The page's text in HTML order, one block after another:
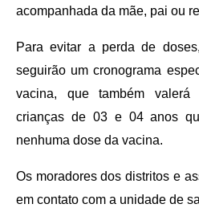
acompanhada da mãe, pai ou
Para evitar a perda de
seguirão um cronograma
vacina, que também
crianças de 03 e 04 anos
nenhuma dose da vacina.
Os moradores dos distritos e
em contato com a unidade de